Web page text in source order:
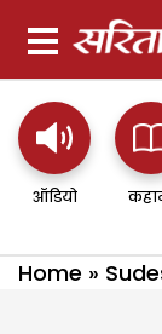
ऑडियो
Home »